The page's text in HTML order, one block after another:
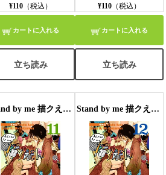
¥110 （税込）
カートに入れる
立ち読み
¥110 （税込）
カートに入れる
立ち読み
Stand by me 描クえもん 分冊版11 Stand by me 描クえもん 分冊版12